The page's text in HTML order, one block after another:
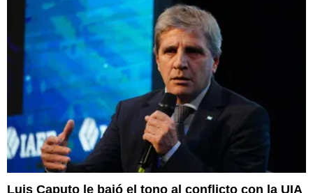
Luis Caputo le bajó el tono al conflicto con la UIA